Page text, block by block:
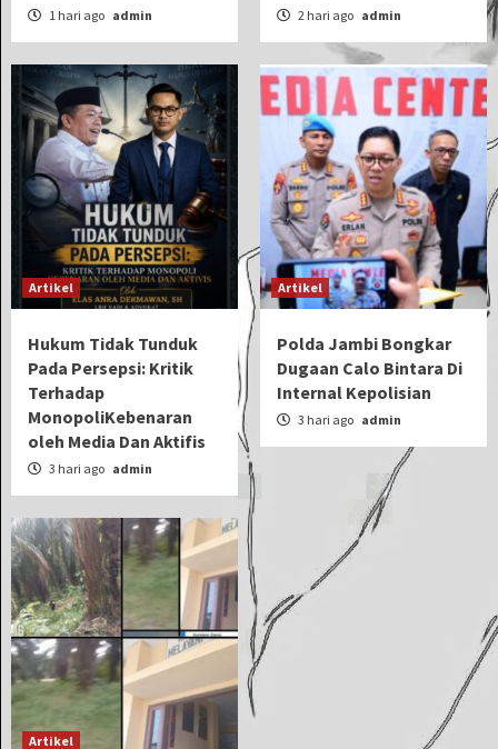
1 hari ago admin 2 hari ago admin
Artikel
Hukum Tidak Tunduk
Pada Persepsi: Kritik
Terhadap
MonopoliKebenaran
oleh Media Dan Aktifis
3 hari ago admin
Artikel
Polda Jambi Bongkar
Dugaan Calo Bintara Di
Internal Kepolisian
3 hari ago admin
Artikel